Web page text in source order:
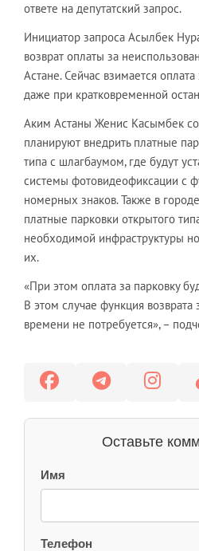
ответе на депутатский запрос.
Инициатор запроса Асылбек
возврат оплаты за
Астане. Сейчас взимается
даже при кратковременной
Аким Астаны Женис Касымбек
планируют внедрить платные
типа с шлагбаумом, где будут
системы фотовидеофиксации с
номерных знаков. Также в
платные парковки открытого
необходимой инфраструктуры
их.
«При этом оплата за парковку
В этом случае функция возврата
времени не потребуется», –
Оставьте
Имя
Телефон